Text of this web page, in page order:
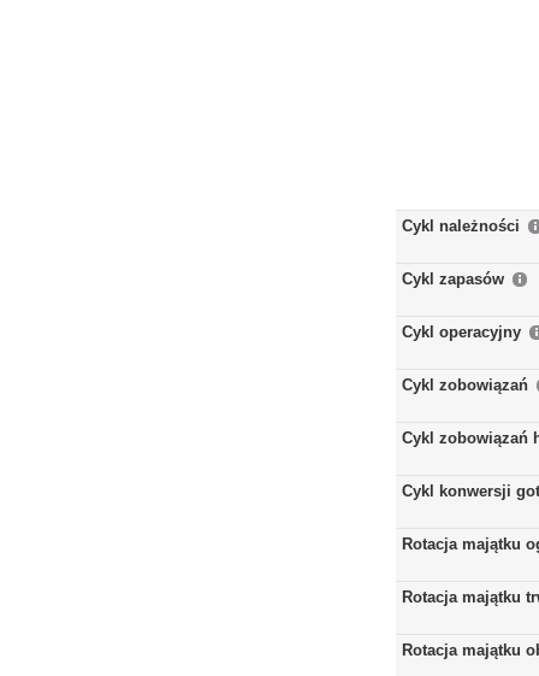
Cykl należności
Cykl zapasów
Cykl operacyjny
Cykl zobowiązań
Cykl zobowiązań
Cykl konwersji
Rotacja majątku
Rotacja majątku
Rotacja majątku